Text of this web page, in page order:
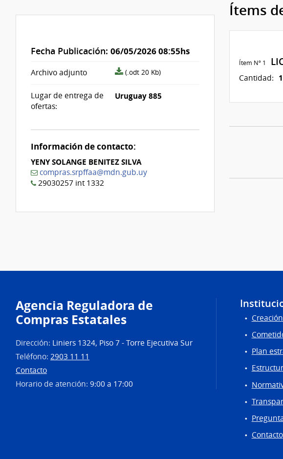
Fecha Publicación: 06/05/2026 08:55hs
Archivo adjunto
archivo
(.odt 20 Kb)
Lugar de entrega de
ofertas:
Uruguay 885
Información de contacto:
YENY SOLANGE BENITEZ SILVA
compras.srpffaa@mdn.gub.uy
29030257 int 1332
Ítems
Ítem Nº 1
Cantidad:
Agencia Reguladora de
Compras Estatales
Dirección: Liniers 1324, Piso 7 - Torre Ejecutiva Sur
Teléfono: 2903 11 11
Contacto
Horario de atención: 9:00 a 17:00
Plan
Contacto